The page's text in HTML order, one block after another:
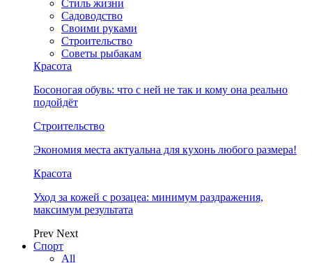
Стиль жизни
Садоводство
Своими руками
Строительство
Советы рыбакам
Красота
Босоногая обувь: что с ней не так и кому она реально
подойдёт
Строительство
Экономия места актуальна для кухонь любого размера!
Красота
Уход за кожей с розацеа: минимум раздражения,
максимум результата
Prev Next
Спорт
All